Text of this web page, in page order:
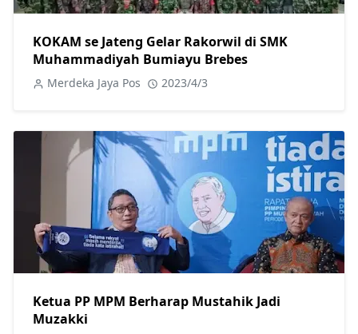
KOKAM se Jateng Gelar Rakorwil di SMK
Muhammadiyah Bumiayu Brebes
Merdeka Jaya Pos 2023/4/3
Ketua PP MPM Berharap Mustahik Jadi
Muzakki